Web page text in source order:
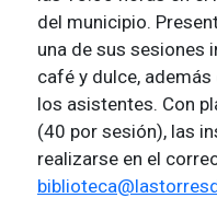
del municipio.
una de sus sesiones
café y dulce,
los asistentes. Con
(40 por sesión), las
realizarse en el